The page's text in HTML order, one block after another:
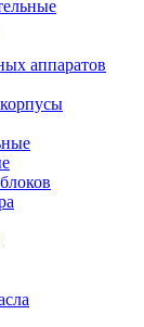
аппаратов